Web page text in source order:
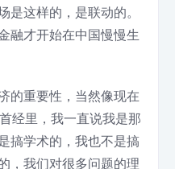
这样的，是联动的。
融才开始在中国慢慢生
的重要性，当然像现在
经里，我一直说我是那
搞学术的，我也不是搞
，我们对很多问题的理